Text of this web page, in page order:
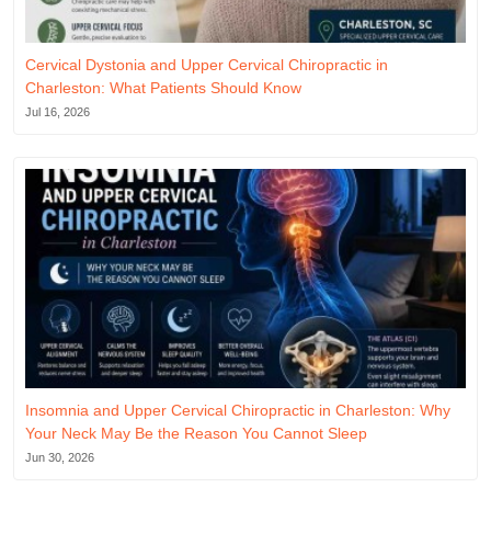
Cervical Dystonia and Upper Cervical Chiropractic in
Charleston: What Patients Should Know
Jul 16, 2026
Insomnia and Upper Cervical Chiropractic in Charleston: Why
Your Neck May Be the Reason You Cannot Sleep
Jun 30, 2026